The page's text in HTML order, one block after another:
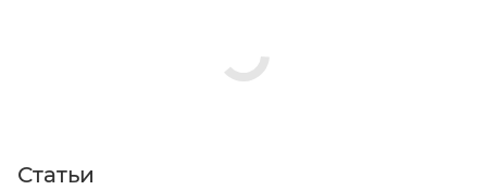
Статьи